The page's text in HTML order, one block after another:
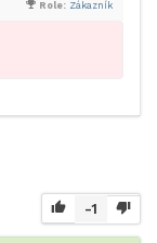
Role: Zákazník
-1